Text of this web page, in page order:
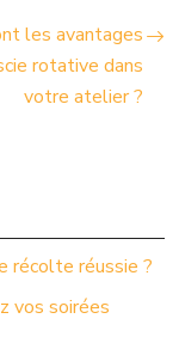
les avantages
rotative dans
votre atelier ?
récolte réussie ?
vos soirées